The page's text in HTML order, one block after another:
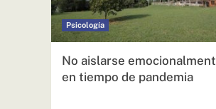
Psicología
No aislarse
en tiempo de pandemia